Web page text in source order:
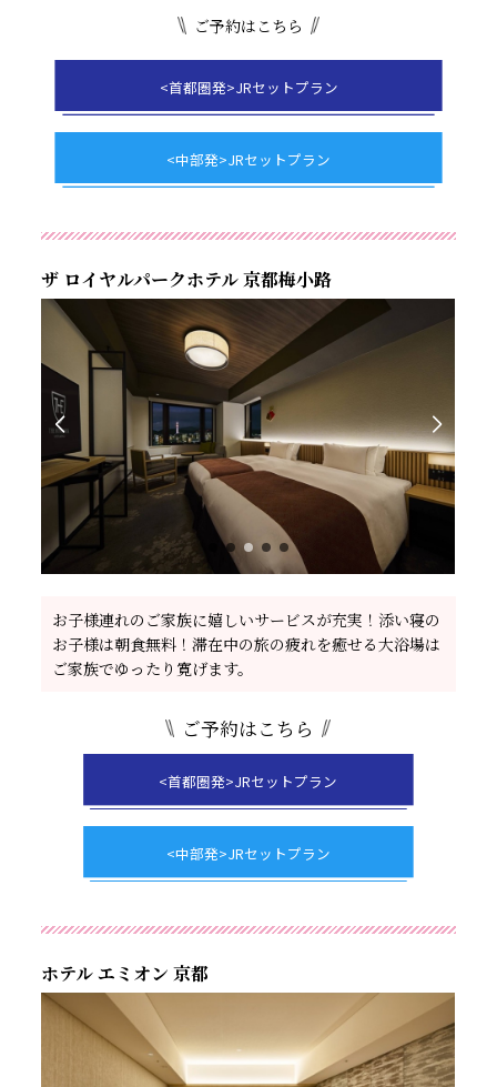
ご予約はこちら
<首都圏発>JRセットプラン
<中部発>JRセットプラン
ザ ロイヤルパークホテル 京都梅小路
お子様連れのご家族に嬉しいサービスが充実！添い寝の
お子様は朝食無料！滞在中の旅の疲れを癒せる大浴場は
ご家族でゆったり寛げます。
ご予約はこちら
<首都圏発>JRセットプラン
<中部発>JRセットプラン
ホテル エミオン 京都